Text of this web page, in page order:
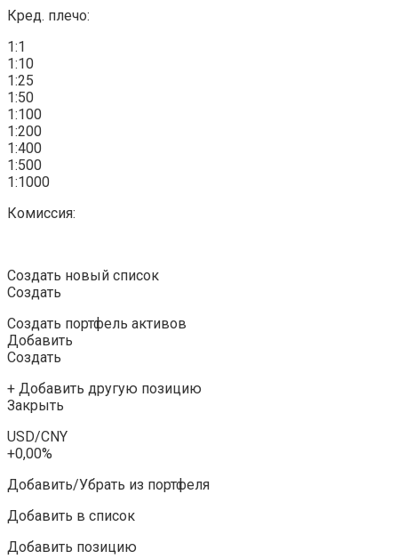
Кред. плечо:
1:1
1:10
1:25
1:50
1:100
1:200
1:400
1:500
1:1000
Комиссия:
Создать новый список
Создать
Создать портфель активов
Добавить
Создать
+ Добавить другую позицию
Закрыть
USD/CNY
+0,00%
Добавить/Убрать из портфеля
Добавить в список
Добавить позицию